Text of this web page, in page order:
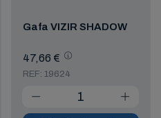
Gafa VIZIR SHADOW
47,66 €
REF: 19624